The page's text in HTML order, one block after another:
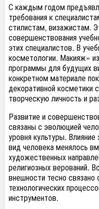
С каждым годом
требования к
стилистам, визажистам.
совершенствования
этих специалистов. В
косметологии. Макияж»
программы для будущих
конкретном материале
декоративной косметики
творческую личность и
Развитие и
связаны с эволюцией
уровня культуры.
вид человека менялось
художественных
религиозных верований.
внешности тесно
технологических
инструментов.